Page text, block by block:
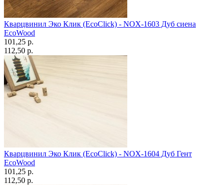
Кварцвинил Эко Клик (EcoClick) - NOX-1603 Дуб сиена
EcoWood
101,25 p.
112,50 p.
Кварцвинил Эко Клик (EcoClick) - NOX-1604 Дуб Гент
EcoWood
101,25 p.
112,50 p.